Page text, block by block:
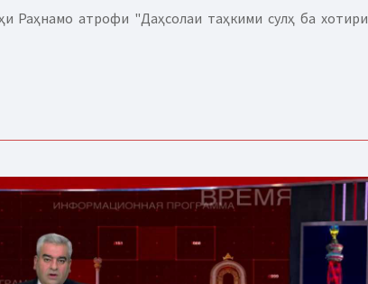
Раҳнамо атрофи "Даҳсолаи таҳкими сулҳ ба хотири